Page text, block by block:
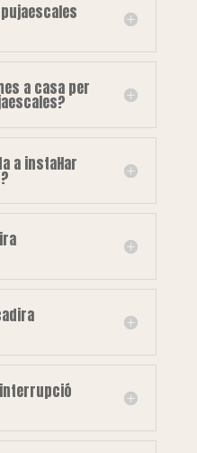
a casa per
a instal·lar